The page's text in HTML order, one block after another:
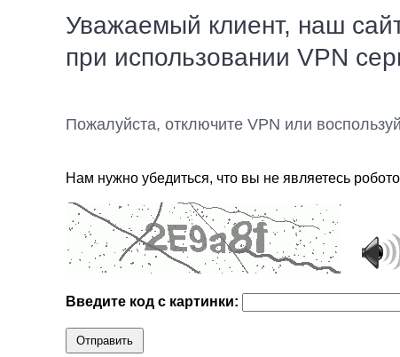
Уважаемый клиент, наш
при использовании VPN
Пожалуйста, отключите VPN или
Нам нужно убедиться, что вы не являетесь
Введите код с картинки:
Отправить